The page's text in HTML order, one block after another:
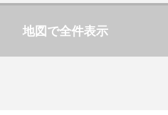
地図で全件表示